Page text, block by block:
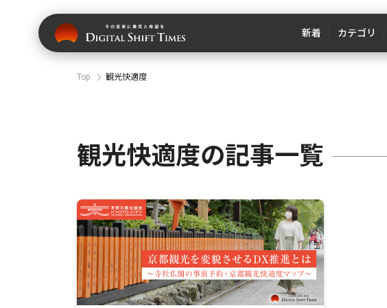
新着 カテゴリ
Top 観光快適度
観光快適度の記事一覧